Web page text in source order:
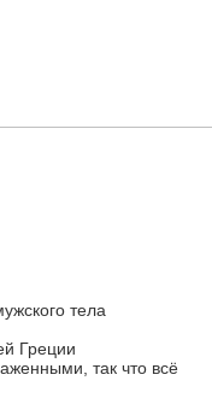
тела
Греции
так что всё